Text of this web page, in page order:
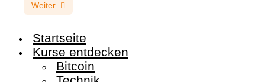
Weiter
Startseite
Kurse entdecken
Bitcoin